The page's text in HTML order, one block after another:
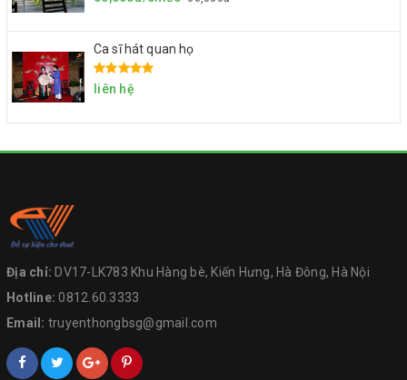
Ca sĩ hát quan họ
liên hệ
Địa chỉ: DV17-LK783 Khu Hàng bè, Kiến Hưng, Hà Đông, Hà Nội
Hotline:0812.60.3333
Email: truyenthongbsg@gmail.com